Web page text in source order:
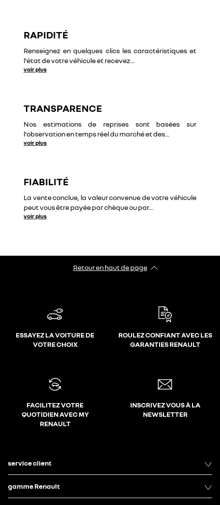
RAPIDITÉ
Renseignez en quelques clics les caractéristiques et
l'état de votre véhicule et recevez
voir plus
TRANSPARENCE
Nos estimations de reprises sont basées sur
l'observation en temps réel du marché et des
voir plus
FIABILITÉ
La vente conclue, la valeur convenue de votre véhicule
peut vous être payée par chèque ou par...
voir plus
Retour en haut de page
ESSAYEZ LA VOITURE DE
VOTRE CHOIX
ROULEZ CONFIANT AVEC LES
GARANTIES RENAULT
FACILITEZ VOTRE
QUOTIDIEN AVEC MY
RENAULT
INSCRIVEZ VOUS À LA
NEWSLETTER
service client
gamme Renault